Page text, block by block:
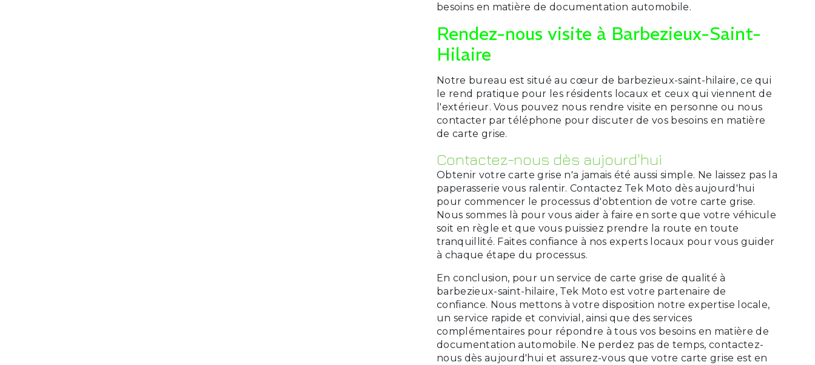
besoins en matière de documentation automobile.
Rendez-nous visite à Barbezieux-Saint-
Hilaire
Notre bureau est situé au cœur de barbezieux-saint-hilaire, ce qui
le rend pratique pour les résidents locaux et ceux qui viennent de
l'extérieur. Vous pouvez nous rendre visite en personne ou nous
contacter par téléphone pour discuter de vos besoins en matière
de carte grise.
Contactez-nous dès aujourd'hui
Obtenir votre carte grise n'a jamais été aussi simple. Ne laissez pas la
paperasserie vous ralentir. Contactez Tek Moto dès aujourd'hui
pour commencer le processus d'obtention de votre carte grise.
Nous sommes là pour vous aider à faire en sorte que votre véhicule
soit en règle et que vous puissiez prendre la route en toute
tranquillité. Faites confiance à nos experts locaux pour vous guider
à chaque étape du processus.
En conclusion, pour un service de carte grise de qualité à
barbezieux-saint-hilaire, Tek Moto est votre partenaire de
confiance. Nous mettons à votre disposition notre expertise locale,
un service rapide et convivial, ainsi que des services
complémentaires pour répondre à tous vos besoins en matière de
documentation automobile. Ne perdez pas de temps, contactez-
nous dès aujourd'hui et assurez-vous que votre carte grise est en